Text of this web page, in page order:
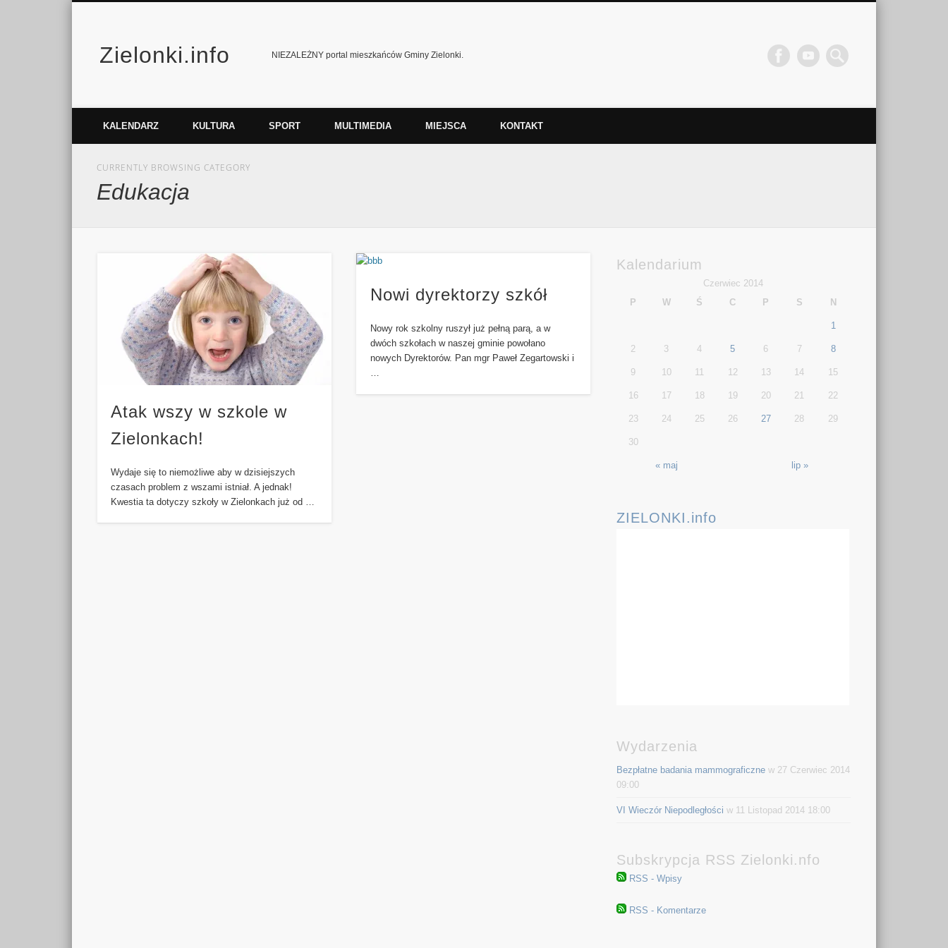
Zielonki.info NIEZALEŻNY portal mieszkańców Gminy Zielonki.
FacebookVimeo
KALENDARZ KULTURA SPORT MULTIMEDIA MIEJSCA KONTAKT
CURRENTLY BROWSING CATEGORY
Edukacja
Atak wszy w szkole w
Zielonkach!
Wydaje się to niemożliwe aby w dzisiejszych
czasach problem z wszami istniał. A jednak!
Kwestia ta dotyczy szkoły w Zielonkach już od …
Nowi dyrektorzy szkół
Nowy rok szkolny ruszył już pełną parą, a w
dwóch szkołach w naszej gminie powołano
nowych Dyrektorów. Pan mgr Paweł Zegartowski i
…
Kalendarium
Czerwiec 2014
P
W Ś C P S N
« maj lip »
1
2 3 4 5 6 7 8
9 10 11 12 13 14 15
16 17 18 19 20 21 22
23 24 25 26 27 28 29
30
ZIELONKI.info
Wydarzenia
Bezpłatne badania mammograficzne w 27 Czerwiec 2014
09:00
VI Wieczór Niepodległości w 11 Listopad 2014 18:00
Subskrypcja RSS Zielonki.nfo
RSS - Wpisy
RSS - Komentarze